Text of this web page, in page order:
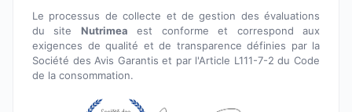
Le processus de collecte et de gestion des évaluations
du site Nutrimea est conforme et correspond aux
exigences de qualité et de transparence définies par la
Société des Avis Garantis et par l'Article L111-7-2 du Code
de la consommation.